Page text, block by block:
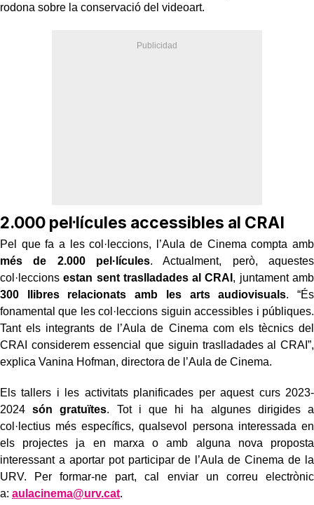
rodona sobre la conservació del videoart.
2.000 pel·lícules accessibles al CRAI
Pel que fa a les col·leccions, l’Aula de Cinema compta amb
més de 2.000 pel·lícules. Actualment, però, aquestes
col·leccionsestan sent traslladades al CRAI , juntament amb
300 llibres relacionats amb les arts audiovisuals. “És
fonamental que les col·leccions siguin accessibles i públiques.
Tant els integrants de l’Aula de Cinema com els tècnics del
CRAI considerem essencial que siguin traslladades al CRAI”,
explica Vanina Hofman, directora de l’Aula de Cinema.
Els tallers i les activitats planificades per aquest curs 2023-
2024són gratuïtes. Tot i que hi ha algunes dirigides a
col·lectius més específics, qualsevol persona interessada en
els projectes ja en marxa o amb alguna nova proposta
interessant a aportar pot participar de l’Aula de Cinema de la
URV. Per formar-ne part, cal enviar un correu electrònic
a: aulacinema@urv.cat.